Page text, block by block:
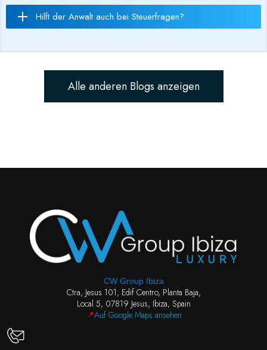
Hilft der Anwalt auch bei Steuerfragen?
Alle anderen Blogs anzeigen
CW Group Ibiza
Ctra, Jesus 101, Edif Centro, Planta Baja,
Local 5, 07819 Jesus, Ibiza, Spain
📍Auf Google Maps ansehen